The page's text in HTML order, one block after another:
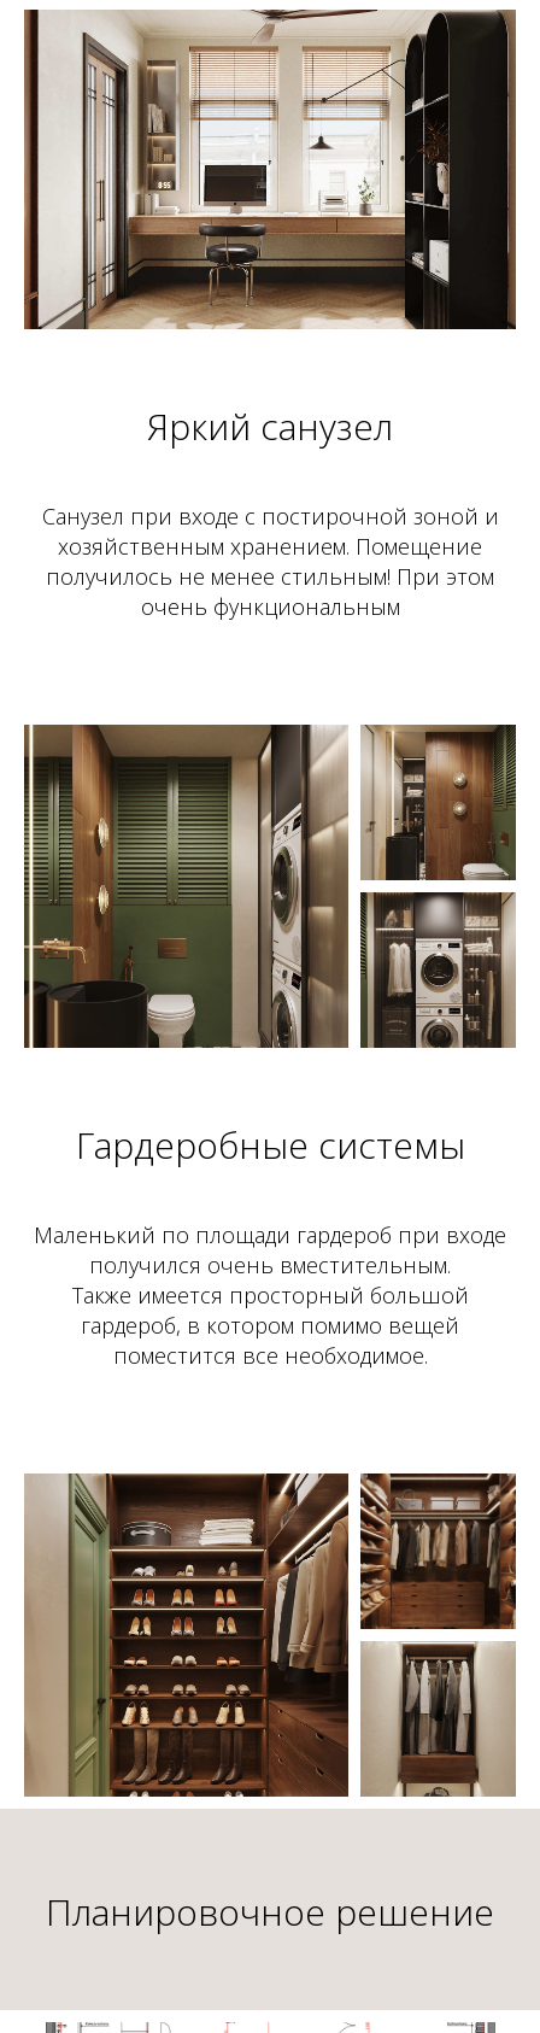
Яркий санузел
Санузел при входе с постирочной зоной и
хозяйственным хранением. Помещение
получилось не менее стильным! При этом
очень функциональным
Гардеробные системы
Маленький по площади гардероб при входе
получился очень вместительным.
Также имеется просторный большой
гардероб, в котором помимо вещей
поместится все необходимое.
Планировочное решение